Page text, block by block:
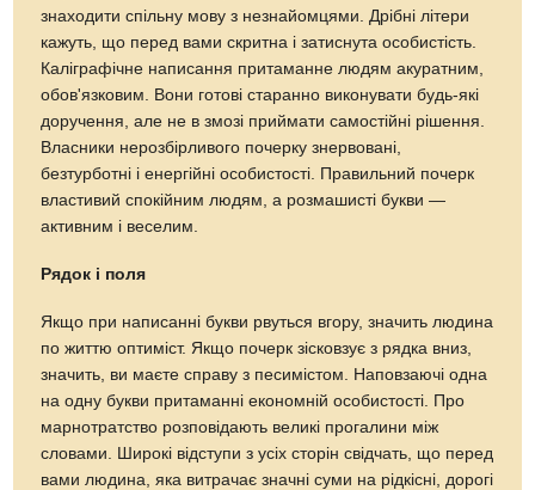
знаходити спільну мову з незнайомцями. Дрібні літери
кажуть, що перед вами скритна і затиснута особистість.
Каліграфічне написання притаманне людям акуратним,
обов'язковим. Вони готові старанно виконувати будь-які
доручення, але не в змозі приймати самостійні рішення.
Власники нерозбірливого почерку знервовані,
безтурботні і енергійні особистості. Правильний почерк
властивий спокійним людям, а розмашисті букви —
активним і веселим.
Рядок і поля
Якщо при написанні букви рвуться вгору, значить людина
по життю оптиміст. Якщо почерк зісковзує з рядка вниз,
значить, ви маєте справу з песимістом. Наповзаючі одна
на одну букви притаманні економній особистості. Про
марнотратство розповідають великі прогалини між
словами. Широкі відступи з усіх сторін свідчать, що перед
вами людина, яка витрачає значні суми на рідкісні, дорогі